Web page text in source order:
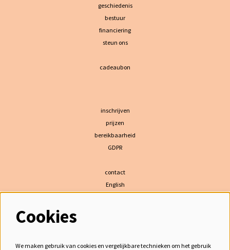
geschiedenis
bestuur
financiering
steun ons
cadeaubon
inschrijven
prijzen
bereikbaarheid
GDPR
contact
English
Cookies
We maken gebruik van cookies en vergelijkbare technieken om het gebruik